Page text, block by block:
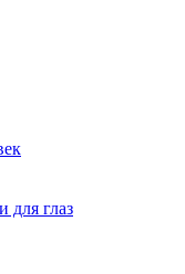
для глаз